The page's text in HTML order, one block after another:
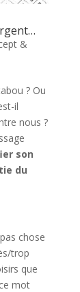
&
? Ou
il
nous ?
son
du
chose
trop
que
mot